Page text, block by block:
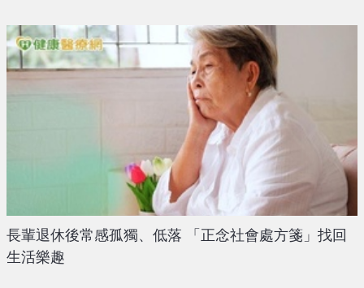
長輩退休後常感孤獨、低落 「正念社會處方箋」找回
生活樂趣